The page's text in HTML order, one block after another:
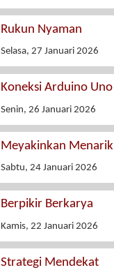
Rukun Nyaman
Selasa, 27 Januari 2026
Koneksi Arduino Uno
Senin, 26 Januari 2026
Meyakinkan Menarik
Sabtu, 24 Januari 2026
Berpikir Berkarya
Kamis, 22 Januari 2026
Strategi Mendekat